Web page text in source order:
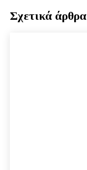
Σχετικά άρθρα